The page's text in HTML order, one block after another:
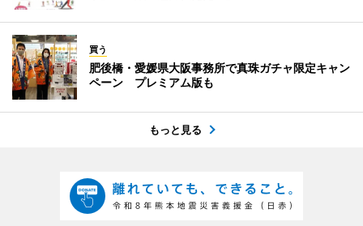
買う
肥後橋・愛媛県大阪事務所で真珠ガチャ限定キャン
ペーン プレミアム版も
もっと見る